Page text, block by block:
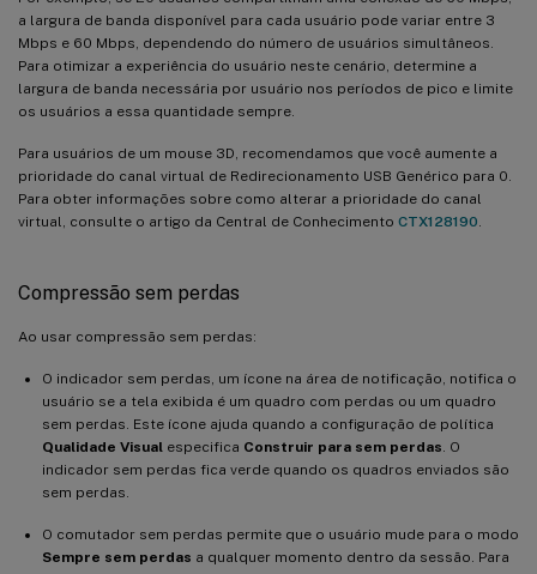
a largura de banda disponível para cada usuário pode variar entre 3
Mbps e 60 Mbps, dependendo do número de usuários simultâneos.
Para otimizar a experiência do usuário neste cenário, determine a
largura de banda necessária por usuário nos períodos de pico e limite
os usuários a essa quantidade sempre.
Para usuários de um mouse 3D, recomendamos que você aumente a
prioridade do canal virtual de Redirecionamento USB Genérico para 0.
Para obter informações sobre como alterar a prioridade do canal
virtual, consulte o artigo da Central de Conhecimento CTX128190
Compressão sem perdas
Ao usar compressão sem perdas:
O indicador sem perdas, um ícone na área de notificação, notifica o
usuário se a tela exibida é um quadro com perdas ou um quadro
sem perdas. Este ícone ajuda quando a configuração de política
Qualidade Visual especifica Construir para sem perdas . O
indicador sem perdas fica verde quando os quadros enviados são
sem perdas.
O comutador sem perdas permite que o usuário mude para o modo
Sempre sem perdas a qualquer momento dentro da sessão. Para